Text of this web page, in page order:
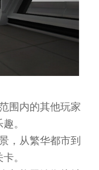
围内的其他玩家
。
，从繁华都市到
。